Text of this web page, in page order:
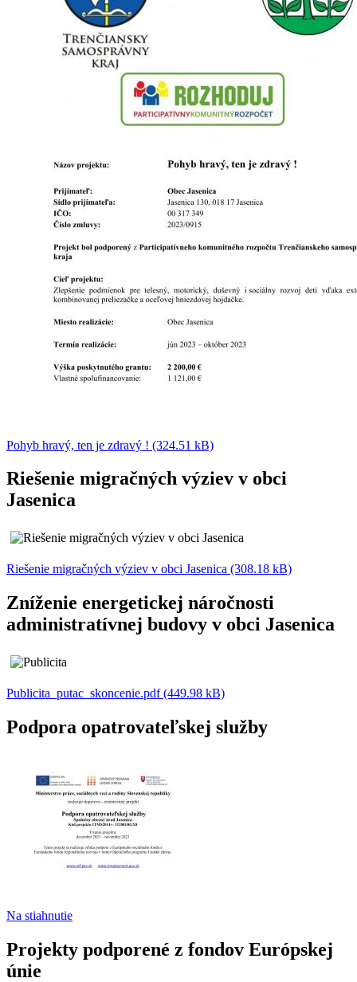
Pohyb hravý, ten je zdravý ! (324.51 kB)
Riešenie migračných výziev v obci
Jasenica
Riešenie migračných výziev v obci Jasenica (308.18 kB)
Zníženie energetickej náročnosti
administratívnej budovy v obci Jasenica
Publicita_putac_skoncenie.pdf (449.98 kB)
Podpora opatrovateľskej služby
Na stiahnutie
Projekty podporené z fondov Európskej
únie